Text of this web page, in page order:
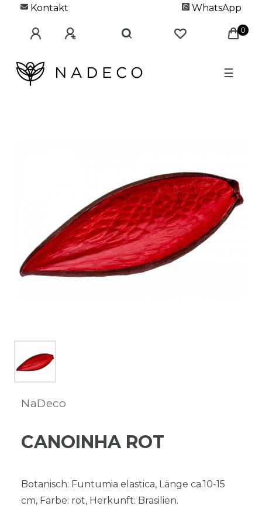
Kontakt WhatsApp
0
☰
NaDeco
CANOINHA ROT
Botanisch: Funtumia elastica, Länge ca.10-15
cm, Farbe: rot, Herkunft: Brasilien.